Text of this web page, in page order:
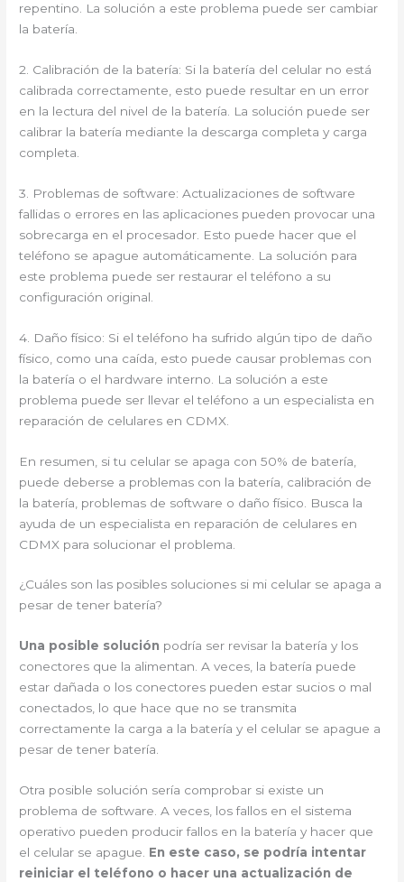
repentino. La solución a este problema puede ser cambiar
la batería.
2. Calibración de la batería: Si la batería del celular no está
calibrada correctamente, esto puede resultar en un error
en la lectura del nivel de la batería. La solución puede ser
calibrar la batería mediante la descarga completa y carga
completa.
3. Problemas de software: Actualizaciones de software
fallidas o errores en las aplicaciones pueden provocar una
sobrecarga en el procesador. Esto puede hacer que el
teléfono se apague automáticamente. La solución para
este problema puede ser restaurar el teléfono a su
configuración original.
4. Daño físico: Si el teléfono ha sufrido algún tipo de daño
físico, como una caída, esto puede causar problemas con
la batería o el hardware interno. La solución a este
problema puede ser llevar el teléfono a un especialista en
reparación de celulares en CDMX.
En resumen, si tu celular se apaga con 50% de batería,
puede deberse a problemas con la batería, calibración de
la batería, problemas de software o daño físico. Busca la
ayuda de un especialista en reparación de celulares en
CDMX para solucionar el problema.
¿Cuáles son las posibles soluciones si mi celular se apaga a
pesar de tener batería?
Una posible solución podría ser revisar la batería y los
conectores que la alimentan. A veces, la batería puede
estar dañada o los conectores pueden estar sucios o mal
conectados, lo que hace que no se transmita
correctamente la carga a la batería y el celular se apague a
pesar de tener batería.
Otra posible solución sería comprobar si existe un
problema de software. A veces, los fallos en el sistema
operativo pueden producir fallos en la batería y hacer que
el celular se apague. En este caso, se podría intentar
reiniciar el teléfono o hacer una actualización de